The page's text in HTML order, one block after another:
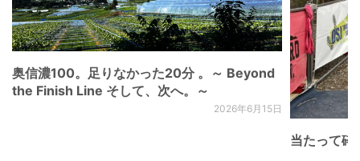
奥信濃100。足りなかった20分 。～ Beyond
the Finish Line そして、次へ。～
2026年6月15日
当たって砕